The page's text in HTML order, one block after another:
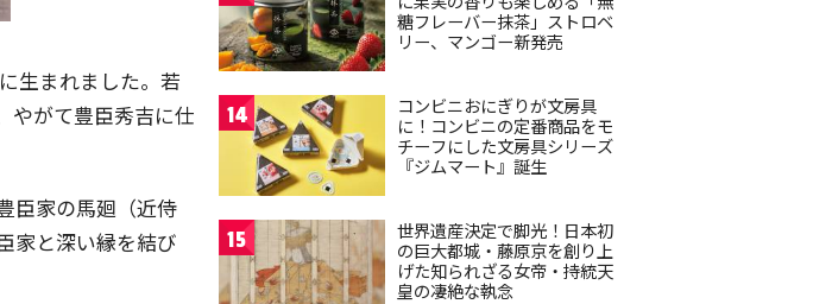
生まれました。若
やがて豊臣秀吉に仕
臣家の馬廻（近侍
家と深い縁を結び
糖フレーバー抹茶」ストロベ
リー、マンゴー新発売
14
コンビニおにぎりが文房具
に！コンビニの定番商品をモ
チーフにした文房具シリーズ
『ジムマート』誕生
15
世界遺産決定で脚光！日本初
の巨大都城・藤原京を創り上
げた知られざる女帝・持統天
皇の凄絶な執念